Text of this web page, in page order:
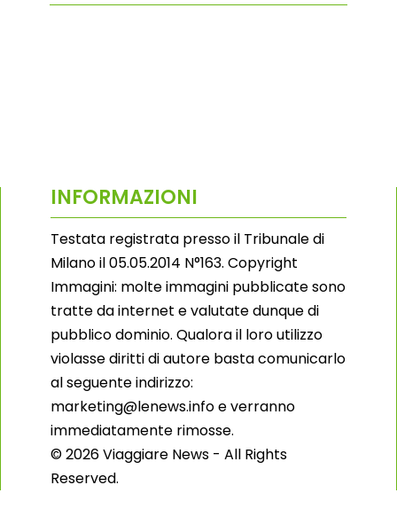
INFORMAZIONI
Testata registrata presso il Tribunale di
Milano il 05.05.2014 N°163. Copyright
Immagini: molte immagini pubblicate sono
tratte da internet e valutate dunque di
pubblico dominio. Qualora il loro utilizzo
violasse diritti di autore basta comunicarlo
al seguente indirizzo:
marketing@lenews.info e verranno
immediatamente rimosse.
© 2026 Viaggiare News - All Rights
Reserved.